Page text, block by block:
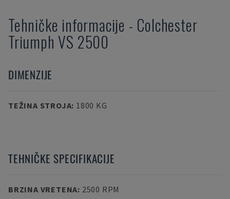
Tehničke informacije - Colchester
Triumph VS 2500
DIMENZIJE
TEŽINA STROJA: 1800 KG
TEHNIČKE SPECIFIKACIJE
BRZINA VRETENA: 2500 RPM